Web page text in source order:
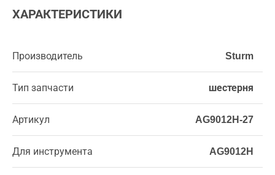
ХАРАКТЕРИСТИКИ
Производитель Sturm
Тип запчасти шестерня
Артикул AG9012H-27
Для инструмента AG9012H